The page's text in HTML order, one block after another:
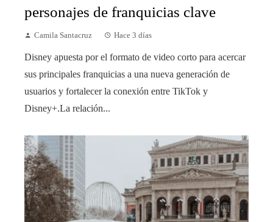
personajes de franquicias clave
Camila Santacruz Hace 3 días
Disney apuesta por el formato de video corto para acercar
sus principales franquicias a una nueva generación de
usuarios y fortalecer la conexión entre TikTok y
Disney+.La relación...